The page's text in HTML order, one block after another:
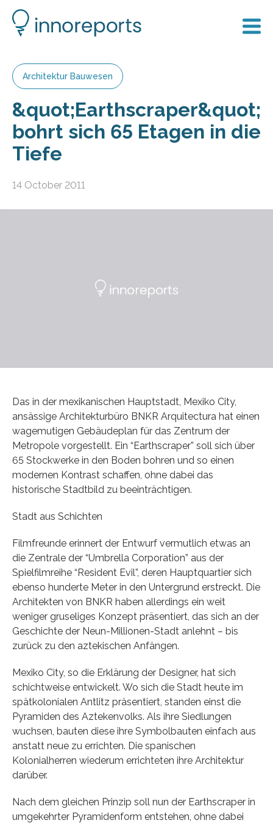
Architektur Bauwesen
&quot;Earthscraper&quot;
bohrt sich 65 Etagen in die
Tiefe
14 October 2011
Das in der mexikanischen Hauptstadt, Mexiko City,
ansässige Architekturbüro BNKR Arquitectura hat einen
wagemutigen Gebäudeplan für das Zentrum der
Metropole vorgestellt. Ein “Earthscraper” soll sich über
65 Stockwerke in den Boden bohren und so einen
modernen Kontrast schaffen, ohne dabei das
historische Stadtbild zu beeinträchtigen.
Stadt aus Schichten
Filmfreunde erinnert der Entwurf vermutlich etwas an
die Zentrale der “Umbrella Corporation” aus der
Spielfilmreihe “Resident Evil”, deren Hauptquartier sich
ebenso hunderte Meter in den Untergrund erstreckt. Die
Architekten von BNKR haben allerdings ein weit
weniger gruseliges Konzept präsentiert, das sich an der
Geschichte der Neun-Millionen-Stadt anlehnt – bis
zurück zu den aztekischen Anfängen.
Mexiko City, so die Erklärung der Designer, hat sich
schichtweise entwickelt. Wo sich die Stadt heute im
spätkolonialen Antlitz präsentiert, standen einst die
Pyramiden des Aztekenvolks. Als ihre Siedlungen
wuchsen, bauten diese ihre Symbolbauten einfach aus
anstatt neue zu errichten. Die spanischen
Kolonialherren wiederum errichteten ihre Architektur
darüber.
Nach dem gleichen Prinzip soll nun der Earthscraper in
umgekehrter Pyramidenform entstehen, ohne dabei